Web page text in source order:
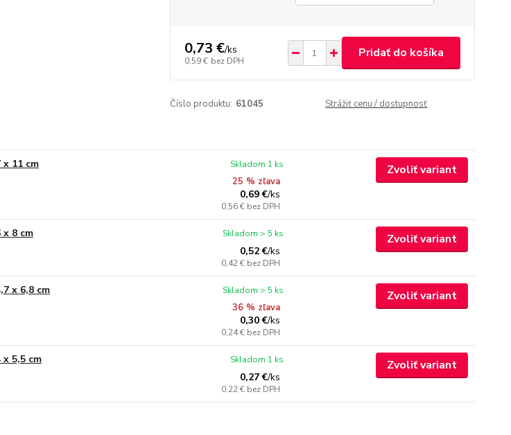
0,73 €/ks
0,59 € bez DPH
Pridať do košíka
Číslo produktu: 61045 Strážiť cenu / dostupnosť
11 cm
25 % zľava
0,69 €/ks
0,56 € bez DPH
Skladom 1 ks Zvoliť variant
8 cm
0,52 €/ks
0,42 € bez DPH
Skladom > 5 ks Zvoliť variant
x 6,8 cm
36 % zľava
0,30 €/ks
0,24 € bez DPH
Skladom > 5 ks Zvoliť variant
5,5 cm
0,27 €/ks
0,22 € bez DPH
Skladom 1 ks Zvoliť variant